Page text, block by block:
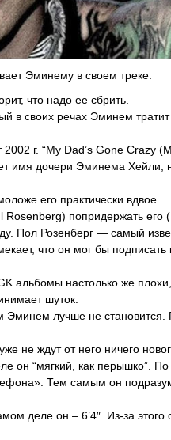
Эминему в своем треке:
что надо ее сбрить.
в своих речах Эминем
г. “My Dad’s Gone Crazy
имя дочери Эминема Хейли,
его практически вдвое.
попридержать
Пол Розенберг — самый
что он мог бы подписать
альбомы настолько же
шуток.
Эминем лучше не
не ждут от него ничего
он “мягкий, как перышко”.
Тем самым он
деле он – 6’4″. Из-за этого